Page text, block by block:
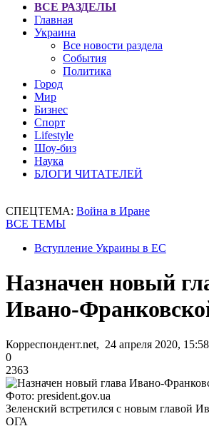
ВСЕ РАЗДЕЛЫ
Главная
Украина
Все новости раздела
События
Политика
Город
Мир
Бизнес
Спорт
Lifestyle
Шоу-биз
Наука
БЛОГИ ЧИТАТЕЛЕЙ
СПЕЦТЕМА: Война в Иране
ВСЕ ТЕМЫ
Вступление Украины в ЕС
Назначен новый
Ивано-
Корреспондент.net, 24 апреля 2020, 15:58
0
2363
Фото: president.gov.ua
Зеленский встретился с новым главой
ОГА